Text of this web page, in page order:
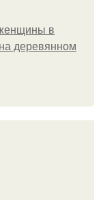
в
деревянном